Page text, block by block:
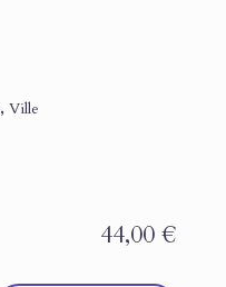
, Ville
44,00€